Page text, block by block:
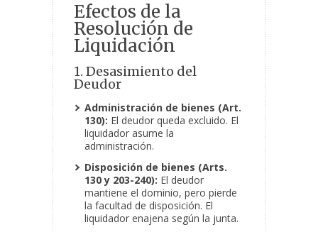
Efectos de la
Resolución de
Liquidación
1. Desasimiento del
Deudor
Administración de bienes (Art.
130): El deudor queda excluido. El
liquidador asume la
administración.
Disposición de bienes (Arts.
130 y 203-240): El deudor
mantiene el dominio, pero pierde
la facultad de disposición. El
liquidador enajena según la junta.